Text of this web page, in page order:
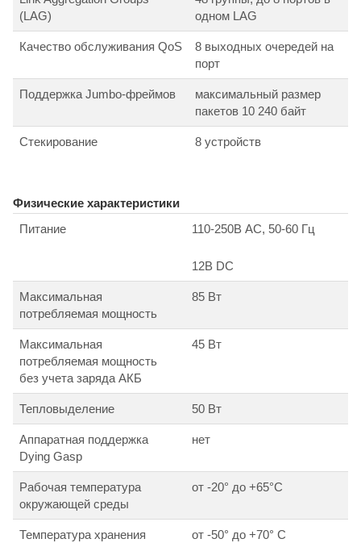
(LAG)
одном LAG
Качество обслуживания QoS
8 выходных очередей на
порт
Поддержка Jumbo-фреймов
максимальный размер
пакетов 10 240 байт
Стекирование 8 устройств
Физические характеристики
Питание
110-250В АС, 50-60 Гц
12В DC
Максимальная
потребляемая мощность
85 Вт
Максимальная
потребляемая мощность
без учета заряда АКБ
45 Вт
Тепловыделение 50 Вт
Аппаратная поддержка
Dying Gasp
нет
Рабочая температура
окружающей среды
от -20° до +65°С
Температура хранения от -50° до +70° С